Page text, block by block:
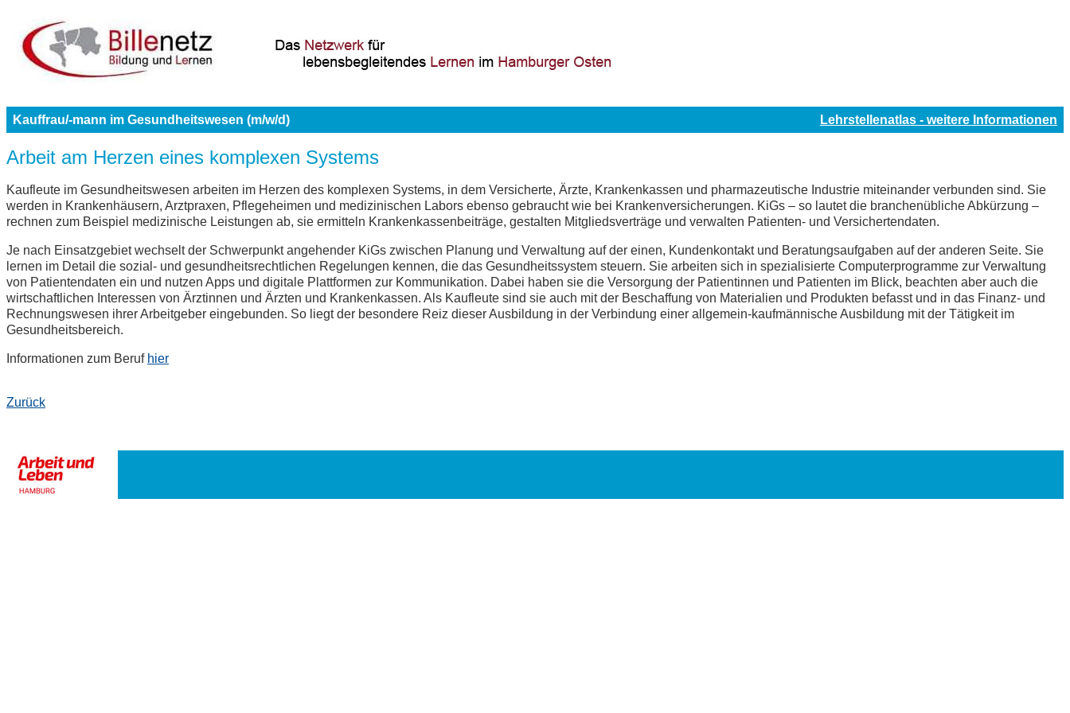
Kauffrau/-mann im Gesundheitswesen (m/w/d) Lehrstellenatlas - weitere Informationen
Arbeit am Herzen eines komplexen Systems
Kaufleute im Gesundheitswesen arbeiten im Herzen des komplexen Systems, in dem Versicherte, Ärzte, Krankenkassen und pharmazeutische Industrie miteinander verbunden sind. Sie
werden in Krankenhäusern, Arztpraxen, Pflegeheimen und medizinischen Labors ebenso gebraucht wie bei Krankenversicherungen. KiGs – so lautet die branchenübliche Abkürzung –
rechnen zum Beispiel medizinische Leistungen ab, sie ermitteln Krankenkassenbeiträge, gestalten Mitgliedsverträge und verwalten Patienten- und Versichertendaten.
Je nach Einsatzgebiet wechselt der Schwerpunkt angehender KiGs zwischen Planung und Verwaltung auf der einen, Kundenkontakt und Beratungsaufgaben auf der anderen Seite. Sie
lernen im Detail die sozial- und gesundheitsrechtlichen Regelungen kennen, die das Gesundheitssystem steuern. Sie arbeiten sich in spezialisierte Computerprogramme zur Verwaltung
von Patientendaten ein und nutzen Apps und digitale Plattformen zur Kommunikation. Dabei haben sie die Versorgung der Patientinnen und Patienten im Blick, beachten aber auch die
wirtschaftlichen Interessen von Ärztinnen und Ärzten und Krankenkassen. Als Kaufleute sind sie auch mit der Beschaffung von Materialien und Produkten befasst und in das Finanz- und
Rechnungswesen ihrer Arbeitgeber eingebunden. So liegt der besondere Reiz dieser Ausbildung in der Verbindung einer allgemein-kaufmännische Ausbildung mit der Tätigkeit im
Gesundheitsbereich.
Informationen zum Beruf hier
Zurück